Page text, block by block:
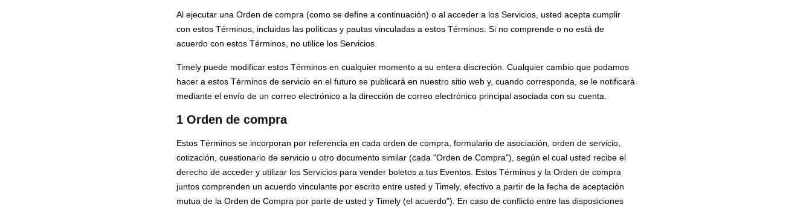
Al ejecutar una Orden de compra (como se define a continuación) o al acceder a los Servicios, usted acepta cumplir
con estos Términos, incluidas las políticas y pautas vinculadas a estos Términos. Si no comprende o no está de
acuerdo con estos Términos, no utilice los Servicios.
Timely puede modificar estos Términos en cualquier momento a su entera discreción. Cualquier cambio que podamos
hacer a estos Términos de servicio en el futuro se publicará en nuestro sitio web y, cuando corresponda, se le notificará
mediante el envío de un correo electrónico a la dirección de correo electrónico principal asociada con su cuenta.
1 Orden de compra
Estos Términos se incorporan por referencia en cada orden de compra, formulario de asociación, orden de servicio,
cotización, cuestionario de servicio u otro documento similar (cada "Orden de Compra"), según el cual usted recibe el
derecho de acceder y utilizar los Servicios para vender boletos a tus Eventos. Estos Términos y la Orden de compra
juntos comprenden un acuerdo vinculante por escrito entre usted y Timely, efectivo a partir de la fecha de aceptación
mutua de la Orden de Compra por parte de usted y Timely (el acuerdo"). En caso de conflicto entre las disposiciones